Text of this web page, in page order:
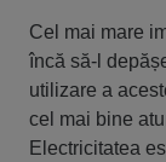
Cel mai mare
încă să-l
utilizare a
cel mai bine
Electricitatea